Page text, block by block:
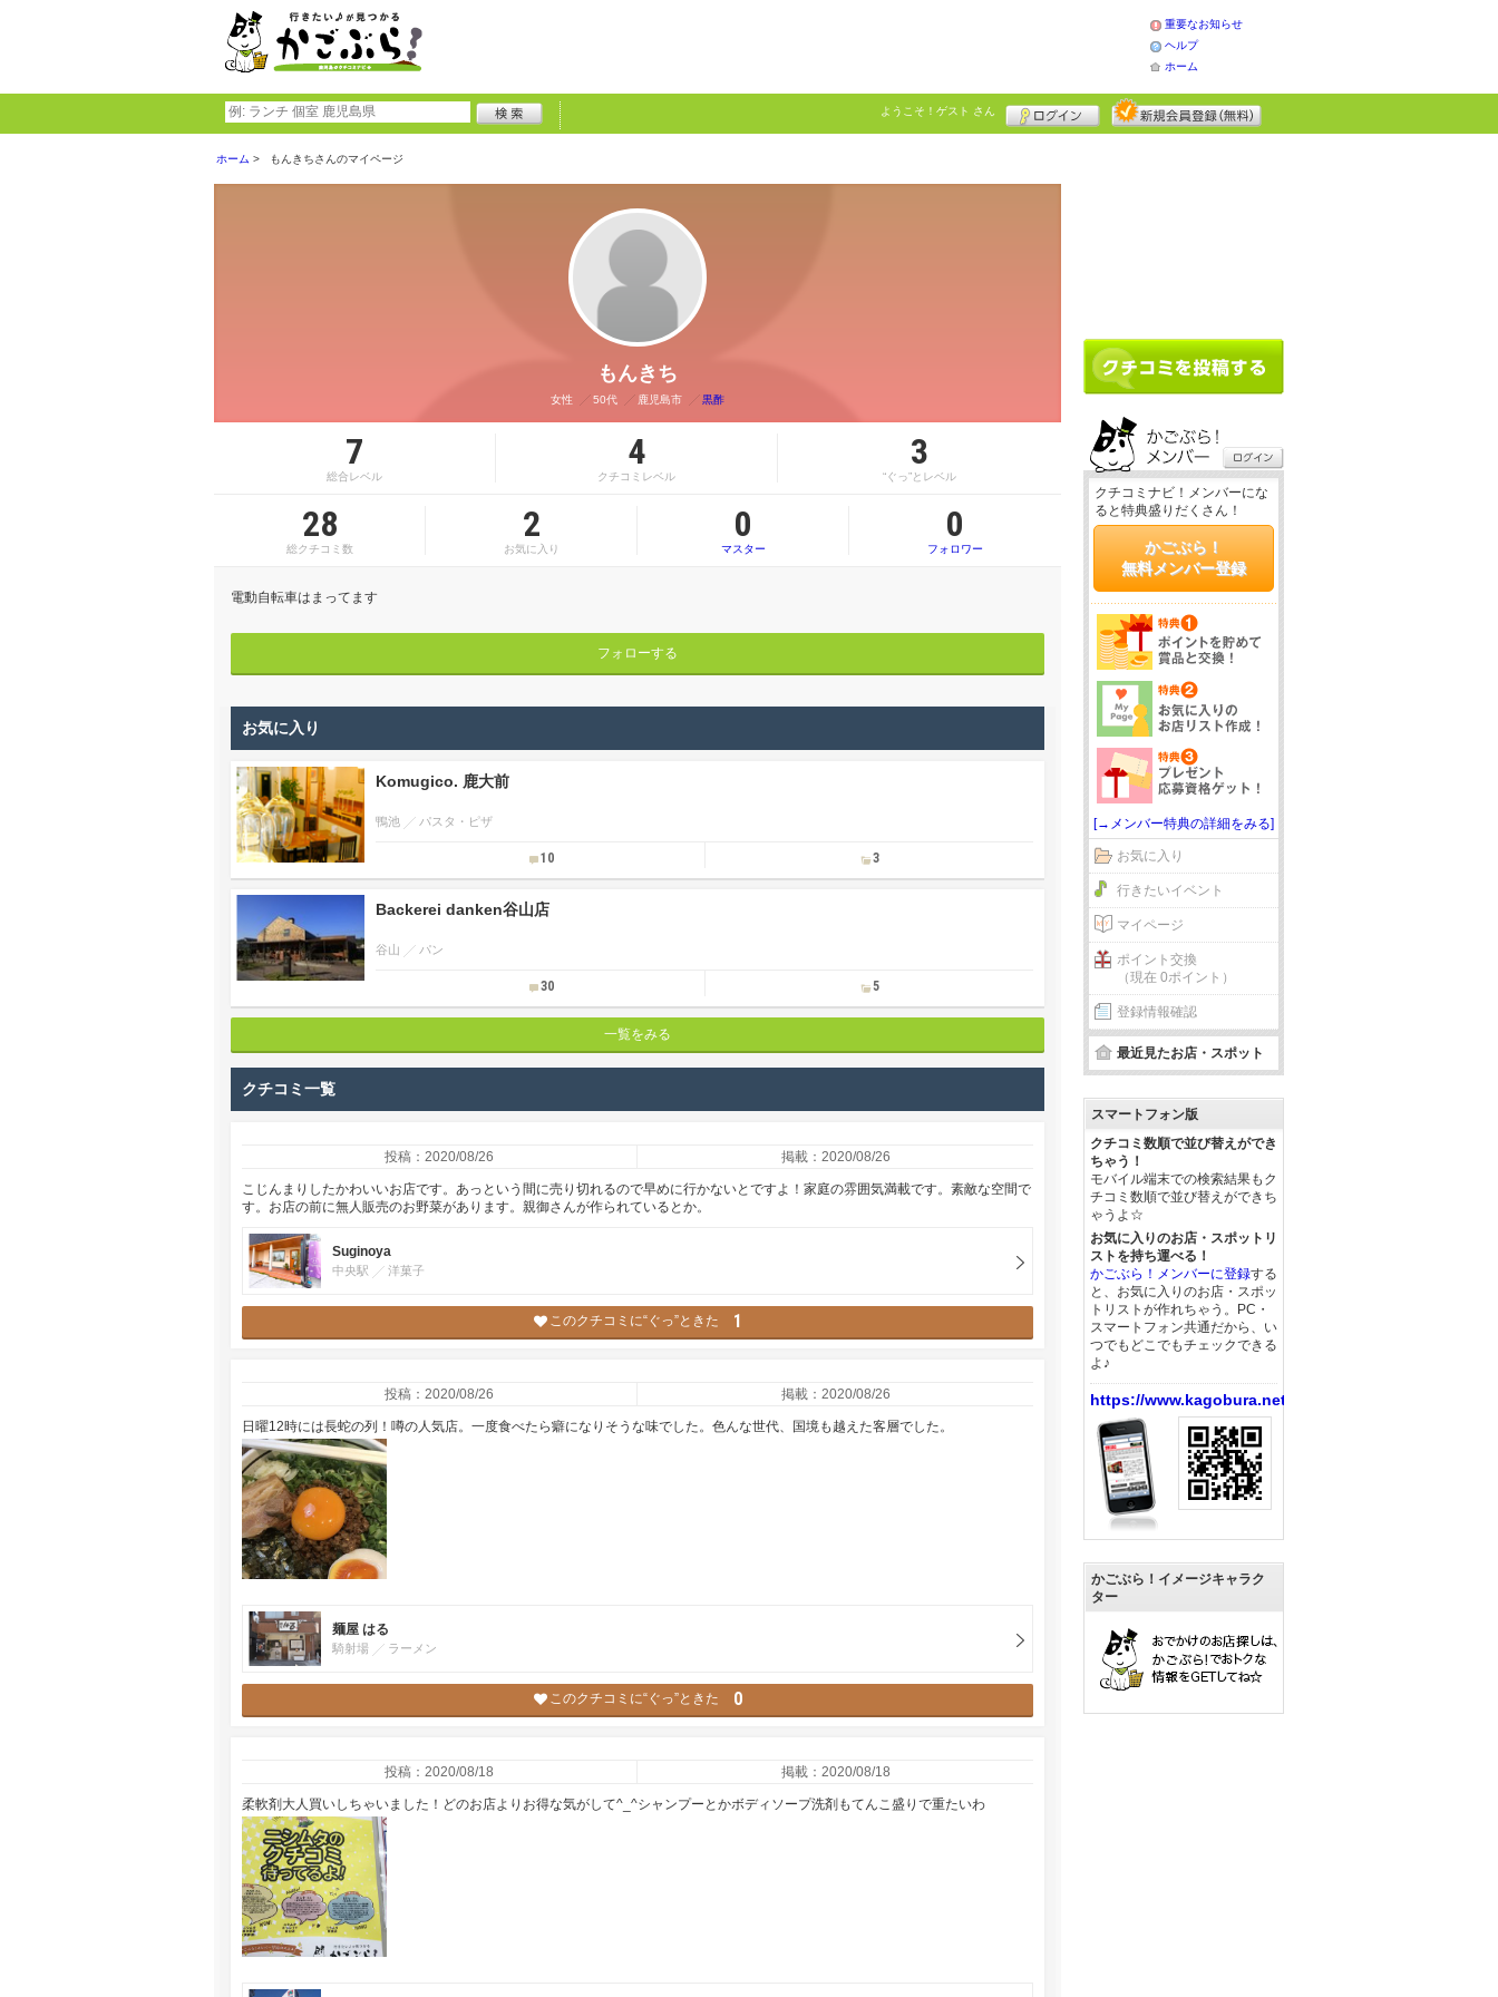
重要なお知らせ
ヘルプ
ホーム
ようこそ！ ゲスト さん
ホーム もんきちさんのマイページ
もんきち
女性 50代 鹿児島市 黒酢
7
総合レベル
4
クチコミレベル
3
“ぐっ”とレベル
28
総クチコミ数
2
お気に入り
0
マスター
0
フォロワー
電動自転車はまってます
フォローする
お気に入り
Komugico. 鹿大前
鴨池 パスタ・ピザ
10 3
Backerei danken谷山店
谷山 パン
30 5
一覧をみる
クチコミ一覧
投稿：2020/08/26 掲載：2020/08/26
こじんまりしたかわいいお店です。あっという間に売り切れるので早めに行かないとですよ！家庭の雰囲気満載です。素敵な空間で
す。お店の前に無人販売のお野菜があります。親御さんが作られているとか。
Suginoya
中央駅 洋菓子
このクチコミに“ぐっ”ときた 1
投稿：2020/08/26 掲載：2020/08/26
日曜12時には長蛇の列！噂の人気店。一度食べたら癖になりそうな味でした。色んな世代、国境も越えた客層でした。
麺屋 はる
騎射場 ラーメン
このクチコミに“ぐっ”ときた 0
投稿：2020/08/18 掲載：2020/08/18
柔軟剤大人買いしちゃいました！どのお店よりお得な気がして^_^シャンプーとかボディソープ洗剤もてんこ盛りで重たいわ
クチコミナビ！メンバーにな
ると特典盛りだくさん！
かごぶら！
無料メンバー登録
[→メンバー特典の詳細をみる]
お気に入り
行きたいイベント
マイページ
ポイント交換
（現在 0ポイント）
登録情報確認
最近見たお店・スポット
スマートフォン版
クチコミ数順で並び替えができ
ちゃう！
モバイル端末での検索結果もク
チコミ数順で並び替えができち
ゃうよ☆
お気に入りのお店・スポットリ
ストを持ち運べる！
かごぶら！メンバーに登録する
と、お気に入りのお店・スポッ
トリストが作れちゃう。PC・
スマートフォン共通だから、い
つでもどこでもチェックできる
よ♪
https://www.kagobura.net/
かごぶら！イメージキャラク
ター